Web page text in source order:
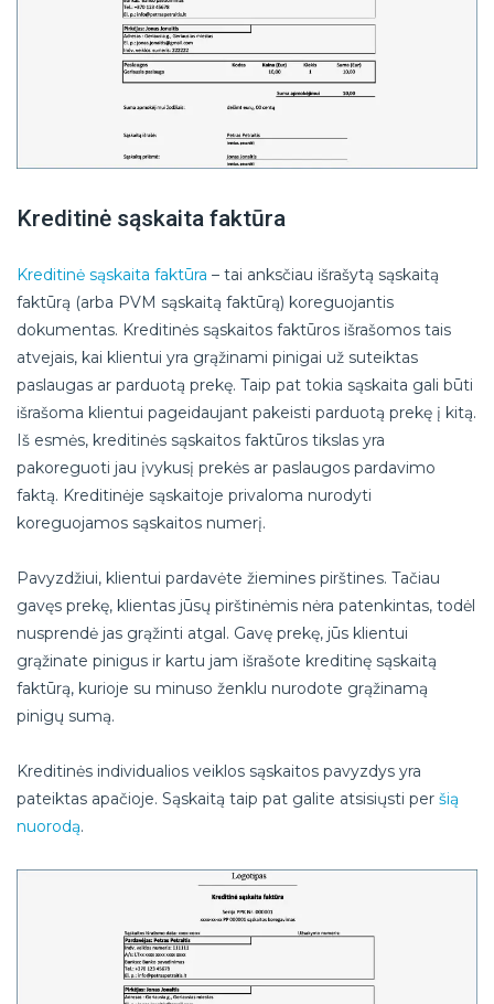
Kreditinė sąskaita faktūra
Kreditinė sąskaita faktūra – tai anksčiau išrašytą sąskaitą
faktūrą (arba PVM sąskaitą faktūrą) koreguojantis
dokumentas. Kreditinės sąskaitos faktūros išrašomos tais
atvejais, kai klientui yra grąžinami pinigai už suteiktas
paslaugas ar parduotą prekę. Taip pat tokia sąskaita gali būti
išrašoma klientui pageidaujant pakeisti parduotą prekę į kitą.
Iš esmės, kreditinės sąskaitos faktūros tikslas yra
pakoreguoti jau įvykusį prekės ar paslaugos pardavimo
faktą. Kreditinėje sąskaitoje privaloma nurodyti
koreguojamos sąskaitos numerį.
Pavyzdžiui, klientui pardavėte žiemines pirštines. Tačiau
gavęs prekę, klientas jūsų pirštinėmis nėra patenkintas, todėl
nusprendė jas grąžinti atgal. Gavę prekę, jūs klientui
grąžinate pinigus ir kartu jam išrašote kreditinę sąskaitą
faktūrą, kurioje su minuso ženklu nurodote grąžinamą
pinigų sumą.
Kreditinės individualios veiklos sąskaitos pavyzdys yra
pateiktas apačioje. Sąskaitą taip pat galite atsisiųsti per šią
nuorodą.